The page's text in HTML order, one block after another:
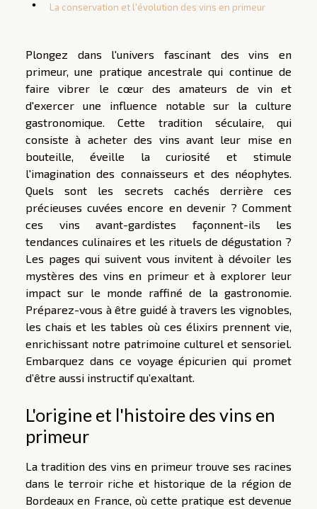
La conservation et l'évolution des vins en primeur
Plongez dans l'univers fascinant des vins en
primeur, une pratique ancestrale qui continue de
faire vibrer le cœur des amateurs de vin et
d'exercer une influence notable sur la culture
gastronomique. Cette tradition séculaire, qui
consiste à acheter des vins avant leur mise en
bouteille, éveille la curiosité et stimule
l'imagination des connaisseurs et des néophytes.
Quels sont les secrets cachés derrière ces
précieuses cuvées encore en devenir ? Comment
ces vins avant-gardistes façonnent-ils les
tendances culinaires et les rituels de dégustation ?
Les pages qui suivent vous invitent à dévoiler les
mystères des vins en primeur et à explorer leur
impact sur le monde raffiné de la gastronomie.
Préparez-vous à être guidé à travers les vignobles,
les chais et les tables où ces élixirs prennent vie,
enrichissant notre patrimoine culturel et sensoriel.
Embarquez dans ce voyage épicurien qui promet
d’être aussi instructif qu’exaltant.
L'origine et l'histoire des vins en
primeur
La tradition des vins en primeur trouve ses racines
dans le terroir riche et historique de la région de
Bordeaux en France, où cette pratique est devenue